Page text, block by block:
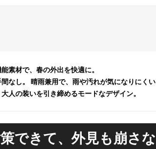
素材で、春の外出を快適に。
なし。 晴雨兼用で、雨や汚れが気になりにくい
人の装いを引き締めるモードなデザイン。
策できて、外見も崩さな